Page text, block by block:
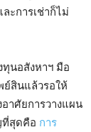
ะการเช่าก็ไม่
นอสังหาฯ มือ
ย์สินแล้วรอให้
าศัยการวางแผน
ที่สุดคือ การ